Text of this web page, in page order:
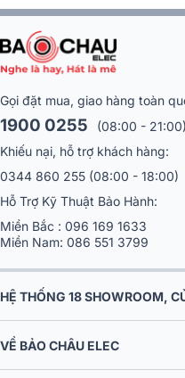
nhau cùng kích thước nhỏ gọn,
Theo nguyên lý hoạt động của
Gọi đặt mua, giao hàng toàn
1900 0255
(08:00 - 21:00)
Khiếu nại, hỗ trợ khách hàng:
0344 860 255 (08:00 - 18:00)
Hỗ Trợ Kỹ Thuật Bảo Hành:
Miền Bắc : 096 169 1633
Miền Nam: 086 551 3799
HỆ THỐNG 18 SHOWROOM,
VỀ BẢO CHÂU ELEC